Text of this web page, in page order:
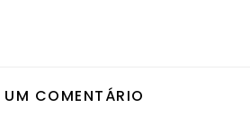
UM COMENTÁRIO